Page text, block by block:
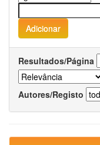
Resultados/Página
Autores/Registo